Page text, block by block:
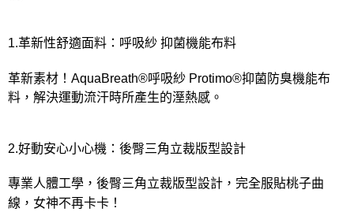
1.革新性舒適面料：呼吸紗 抑菌機能布料
革新素材！AquaBreath®呼吸紗 Protimo®抑菌防臭機能布
料，解決運動流汗時所產生的溼熱感。
2.好動安心小心機：後臀三角立裁版型設計
專業人體工學，後臀三角立裁版型設計，完全服貼桃子曲
線，女神不再卡卡！